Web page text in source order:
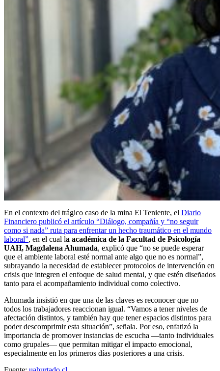
En el contexto del trágico caso de la mina El Teniente, el Diario
Financiero publicó el artículo “Diálogo, compañía y “no seguir
como si nada” ruta para enfrentar un hecho traumático en el mundo
laboral”, en el cual la académica de la Facultad de Psicología
UAH, Magdalena Ahumada, explicó que “no se puede esperar
que el ambiente laboral esté normal ante algo que no es normal”,
subrayando la necesidad de establecer protocolos de intervención en
crisis que integren el enfoque de salud mental, y que estén diseñados
tanto para el acompañamiento individual como colectivo.
Ahumada insistió en que una de las claves es reconocer que no
todos los trabajadores reaccionan igual. “Vamos a tener niveles de
afectación distintos, y también hay que tener espacios distintos para
poder descomprimir esta situación”, señala. Por eso, enfatizó la
importancia de promover instancias de escucha —tanto individuales
como grupales— que permitan mitigar el impacto emocional,
especialmente en los primeros días posteriores a una crisis.